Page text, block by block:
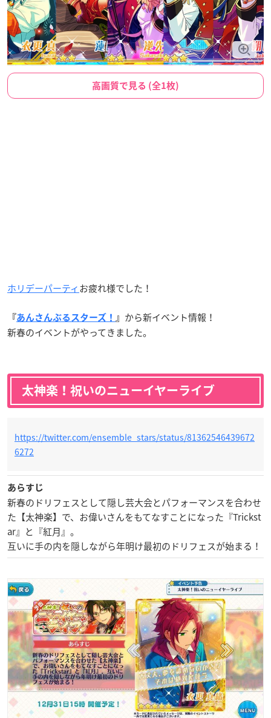
高画質で見る (全1枚)
ホリデーパーティお疲れ様でした！
『あんさんぶるスターズ！ 』 から新イベント情報！
新春のイベントがやってきました。
太神楽！祝いのニューイヤーライブ
https://twitter.com/ensemble_stars/status/81362546439672
6272
あらすじ
新春のドリフェスとして隠し芸大会とパフォーマンスを合わせ
た【太神楽】で、お偉いさんをもてなすことになった『Trickst
ar』と『紅月』。
互いに手の内を隠しながら年明け最初のドリフェスが始まる！